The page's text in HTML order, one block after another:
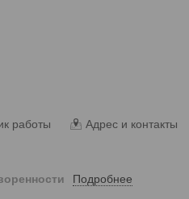
работы Адрес и контакты
Подробнее